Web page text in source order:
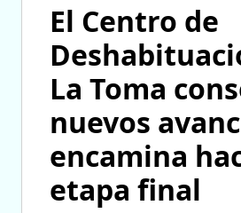
El Centro de
La Toma
nuevos
encamina
etapa final